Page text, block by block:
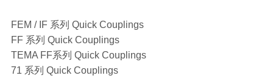
FEM / IF 系列 Quick Couplings
FF 系列 Quick Couplings
TEMA FF系列 Quick Couplings
71 系列 Quick Couplings